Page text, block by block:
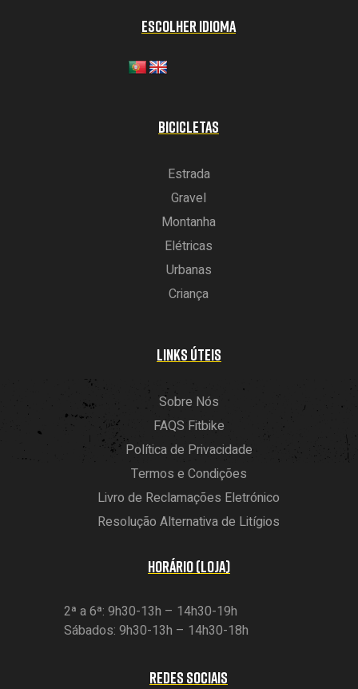
ESCOLHER IDIOMA
BICICLETAS
Estrada
Gravel
Montanha
Elétricas
Urbanas
Criança
LINKS ÚTEIS
Sobre Nós
FAQS Fitbike
Política de Privacidade
Termos e Condições
Livro de Reclamações Eletrónico
Resolução Alternativa de Litígios
HORÁRIO (LOJA)
2ª a 6ª: 9h30-13h – 14h30-19h
Sábados: 9h30-13h – 14h30-18h
REDES SOCIAIS